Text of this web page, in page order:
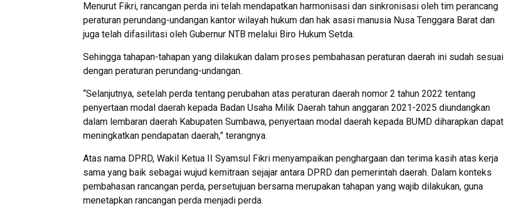
Menurut Fikri, rancangan perda ini telah mendapatkan harmonisasi dan sinkronisasi oleh tim perancang
peraturan perundang-undangan kantor wilayah hukum dan hak asasi manusia Nusa Tenggara Barat dan
juga telah difasilitasi oleh Gubernur NTB melalui Biro Hukum Setda.
Sehingga tahapan-tahapan yang dilakukan dalam proses pembahasan peraturan daerah ini sudah sesuai
dengan peraturan perundang-undangan.
“Selanjutnya, setelah perda tentang perubahan atas peraturan daerah nomor 2 tahun 2022 tentang
penyertaan modal daerah kepada Badan Usaha Milik Daerah tahun anggaran 2021-2025 diundangkan
dalam lembaran daerah Kabupaten Sumbawa, penyertaan modal daerah kepada BUMD diharapkan dapat
meningkatkan pendapatan daerah,” terangnya.
Atas nama DPRD, Wakil Ketua II Syamsul Fikri menyampaikan penghargaan dan terima kasih atas kerja
sama yang baik sebagai wujud kemitraan sejajar antara DPRD dan pemerintah daerah. Dalam konteks
pembahasan rancangan perda, persetujuan bersama merupakan tahapan yang wajib dilakukan, guna
menetapkan rancangan perda menjadi perda.